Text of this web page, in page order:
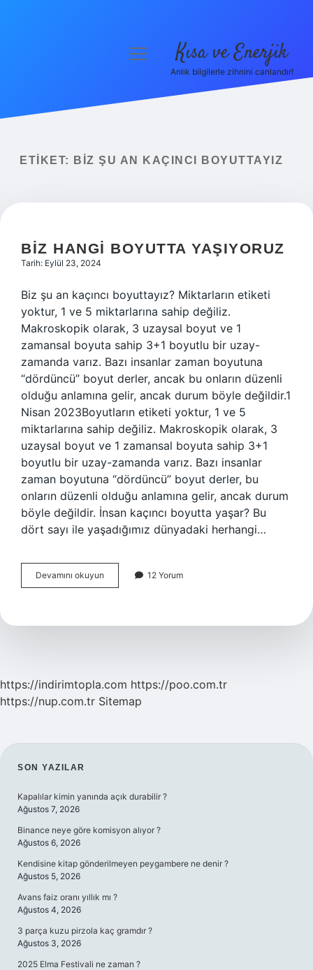
Yasal Uyarı
menüyü
Kısa ve Enerjik
Anlık bilgilerle zihnini canlandır!
ETIKET: BIZ ŞU AN KAÇINCI BOYUTTAYIZ
BIZ HANGI BOYUTTA YAŞIYORUZ
Tarih: Eylül 23, 2024
Biz şu an kaçıncı boyuttayız? Miktarların etiketi
yoktur, 1 ve 5 miktarlarına sahip değiliz.
Makroskopik olarak, 3 uzaysal boyut ve 1
zamansal boyuta sahip 3+1 boyutlu bir uzay-
zamanda varız. Bazı insanlar zaman boyutuna
“dördüncü” boyut derler, ancak bu onların düzenli
olduğu anlamına gelir, ancak durum böyle değildir.1
Nisan 2023Boyutların etiketi yoktur, 1 ve 5
miktarlarına sahip değiliz. Makroskopik olarak, 3
uzaysal boyut ve 1 zamansal boyuta sahip 3+1
boyutlu bir uzay-zamanda varız. Bazı insanlar
zaman boyutuna “dördüncü” boyut derler, bu
onların düzenli olduğu anlamına gelir, ancak durum
böyle değildir. İnsan kaçıncı boyutta yaşar? Bu
dört sayı ile yaşadığımız dünyadaki herhangi…
Devamını okuyun
Hangi
12 Yorum
https://indirimtopla.com https://poo.com.tr
https://nup.com.tr Sitemap
SIDEBAR
SON YAZILAR
Kapalılar kimin yanında açık durabilir ?
Ağustos 7, 2026
Binance neye göre komisyon alıyor ?
Ağustos 6, 2026
Kendisine kitap gönderilmeyen peygambere ne denir ?
Ağustos 5, 2026
Avans faiz oranı yıllık mı ?
Ağustos 4, 2026
3 parça kuzu pirzola kaç gramdır ?
Ağustos 3, 2026
2025 Elma Festivali ne zaman ?